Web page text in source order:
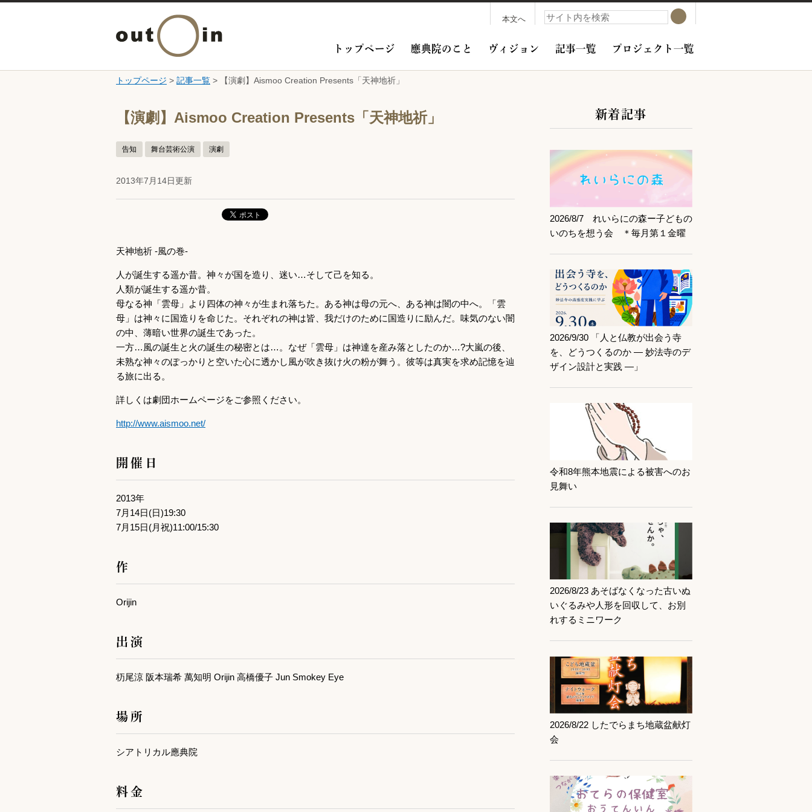
本文へ 検索
検索
トップページ 應典院のこと ヴィジョン 記事一覧 プロジェクト一覧
トップページ > 記事一覧 > 【演劇】Aismoo Creation Presents「天神地祈」
【演劇】Aismoo Creation Presents「天神地祈」
告知 舞台芸術公演 演劇
2013年7月14日更新
天神地祈 ‐風の巻‐
人が誕生する遥か昔。神々が国を造り、迷い…そして己を知る。
人類が誕生する遥か昔。
母なる神「雲母」より四体の神々が生まれ落ちた。ある神は母の元へ、ある神は闇の中へ。「雲
母」は神々に国造りを命じた。それぞれの神は皆、我だけのために国造りに励んだ。味気のない闇
の中、薄暗い世界の誕生であった。
一方…風の誕生と火の誕生の秘密とは…。なぜ「雲母」は神達を産み落としたのか…?大嵐の後、
未熟な神々のぽっかりと空いた心に透かし風が吹き抜け火の粉が舞う。彼等は真実を求め記憶を辿
る旅に出る。
詳しくは劇団ホームページをご参照ください。
http://www.aismoo.net/
開催日
2013年
7月14日(日)19:30
7月15日(月祝)11:00/15:30
作
Orijin
出演
杤尾涼 阪本瑞希 萬知明 Orijin 高橋優子 Jun Smokey Eye
場所
シアトリカル應典院
料金
サブコンテンツ
新着記事
2026/8/7 れいらにの森ー子どもの
いのちを想う会 ＊毎月第１金曜
記事を読む
2026/9/30 「人と仏教が出会う寺
を、どうつくるのか ― 妙法寺のデ
ザイン設計と実践 ―」
記事を読む
令和8年熊本地震による被害へのお
見舞い
記事を読む
2026/8/23 あそばなくなった古いぬ
いぐるみや人形を回収して、お別
れするミニワーク
記事を読む
2026/8/22 したでらまち地蔵盆献灯
会
記事を読む
記事を読む